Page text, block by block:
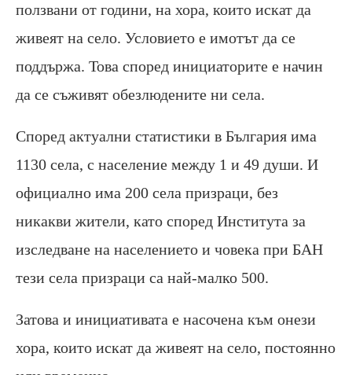
ползвани от години, на хора, които искат да
живеят на село. Условието е имотът да се
поддържа. Това според инициаторите е начин
да се съживят обезлюдените ни села.
Според актуални статистики в България има
1130 села, с население между 1 и 49 души. И
официално има 200 села призраци, без
никакви жители, като според Института за
изследване на населението и човека при БАН
тези села призраци са най-малко 500.
Затова и инициативата е насочена към онези
хора, които искат да живеят на село, постоянно